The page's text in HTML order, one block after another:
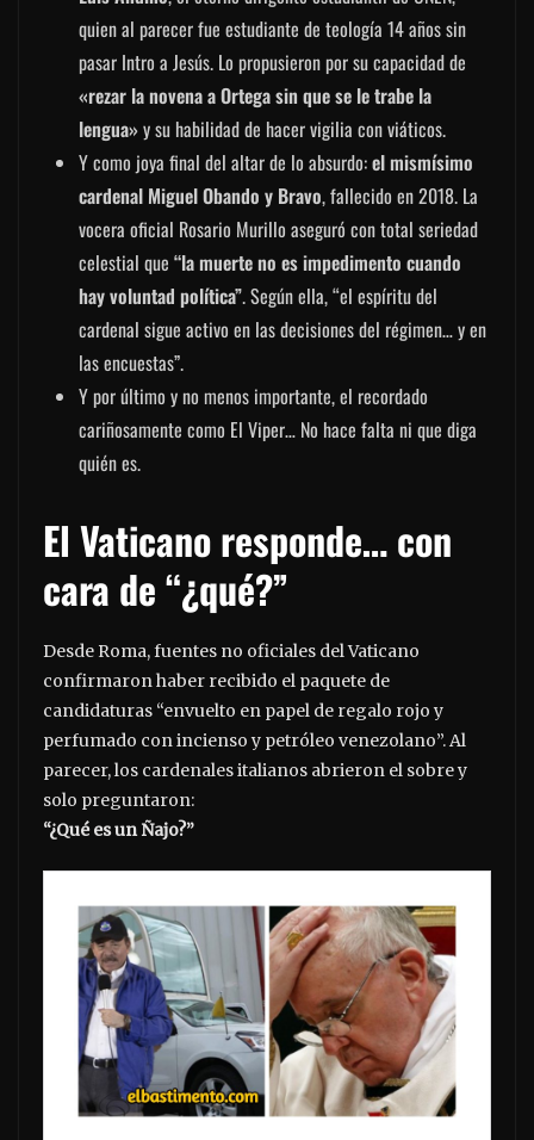
quien al parecer fue estudiante de teología 14 años sin
pasar Intro a Jesús. Lo propusieron por su capacidad de
«rezar la novena a Ortega sin que se le trabe la
lengua»y su habilidad de hacer vigilia con viáticos.
Y como joya final del altar de lo absurdo:el mismísimo
cardenal Miguel Obando y Bravo, fallecido en 2018. La
vocera oficial Rosario Murillo aseguró con total seriedad
celestial que “la muerte no es impedimento cuando
hay voluntad política”. Según ella, “el espíritu del
cardenal sigue activo en las decisiones del régimen… y en
las encuestas”.
Y por último y no menos importante, el recordado
cariñosamente como El Viper… No hace falta ni que diga
quién es.
El Vaticano responde… con
cara de “¿qué?”
Desde Roma, fuentes no oficiales del Vaticano
confirmaron haber recibido el paquete de
candidaturas “envuelto en papel de regalo rojo y
perfumado con incienso y petróleo venezolano”. Al
parecer, los cardenales italianos abrieron el sobre y
solo preguntaron:
“¿Qué es un Ñajo?”